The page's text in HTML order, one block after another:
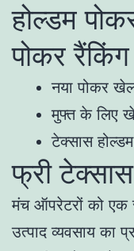
होल्डम
पोकर रैंकिंग
नया पोकर
मुफ्त के लिए
टेक्सास
फ्री
मंच ऑपरेटरों को एक
उत्पाद व्यवसाय का